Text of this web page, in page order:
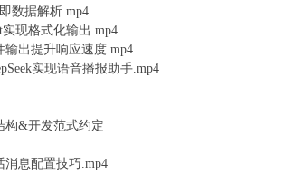
数据解析.mp4
实现格式化输出.mp4
输出提升响应速度.mp4
实现语音播报助手.mp4
构&开发范式约定
消息配置技巧.mp4